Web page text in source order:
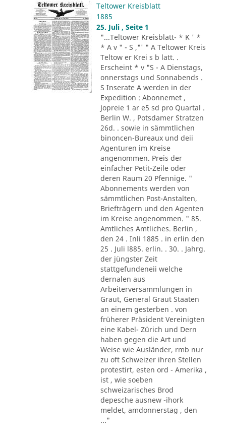
Teltower Kreisblatt
1885
25. Juli , Seite 1
"...Teltower Kreisblatt- * K ' *
* A v " - S ,"' " A Teltower Kreis
Teltow er Krei s b latt. .
Erscheint * v "S - A Dienstags,
onnerstags und Sonnabends .
S Inserate A werden in der
Expedition : Abonnemet ,
Jopreie 1 ar e5 sd pro Quartal .
Berlin W. , Potsdamer Stratzen
26d. . sowie in sämmtlichen
binoncen-Bureaux und deii
Agenturen im Kreise
angenommen. Preis der
einfacher Petit-Zeile oder
deren Raum 20 Pfennige. "
Abonnements werden von
sämmtlichen Post-Anstalten,
Briefträgern und den Agenten
im Kreise angenommen. " 85.
Amtliches Amtliches. Berlin ,
den 24 . Inli 1885 . in erlin den
25 . Juli l885. erlin. . 30. . Jahrg.
der jüngster Zeit
stattgefundeneii welche
dernalen aus
Arbeiterversammlungen in
Graut, General Graut Staaten
an einem gesterben . von
früherer Präsident Vereinigten
eine Kabel- Zürich und Dern
haben gegen die Art und
Weise wie Ausländer, rmb nur
zu oft Schweizer ihren Stellen
protestirt, esten ord - Amerika ,
ist , wie soeben
schweizarisches Brod
depesche ausnew -ihork
meldet, amdonnerstag , den
..."